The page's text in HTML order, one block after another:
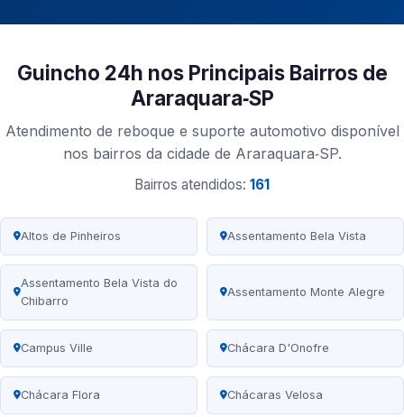
Guincho 24h nos Principais Bairros de
Araraquara‑SP
Atendimento de reboque e suporte automotivo disponível
nos bairros da cidade de Araraquara‑SP.
Bairros atendidos: 161
Altos de Pinheiros Assentamento Bela Vista
Assentamento Bela Vista do
Chibarro
Assentamento Monte Alegre
Campus Ville Chácara D'Onofre
Chácara Flora Chácaras Velosa